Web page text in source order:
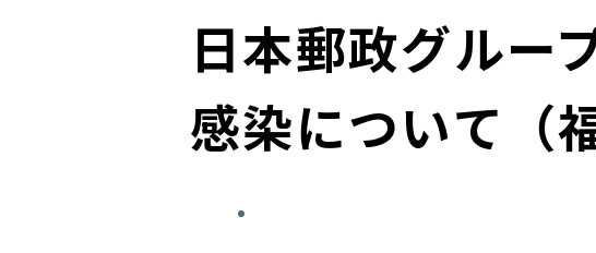
JP 改革実
広告ギャ
個人投資家のみなさまへ
担当役員メッセージ
サステナビリティマネジメント
日本郵政グルー
感染について（